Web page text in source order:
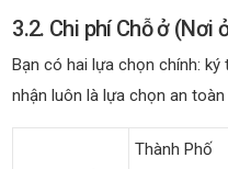
3.2. Chi phí Chỗ ở (Nơi
Bạn có hai lựa chọn chính:
nhận luôn là lựa chọn an
Thành Phố